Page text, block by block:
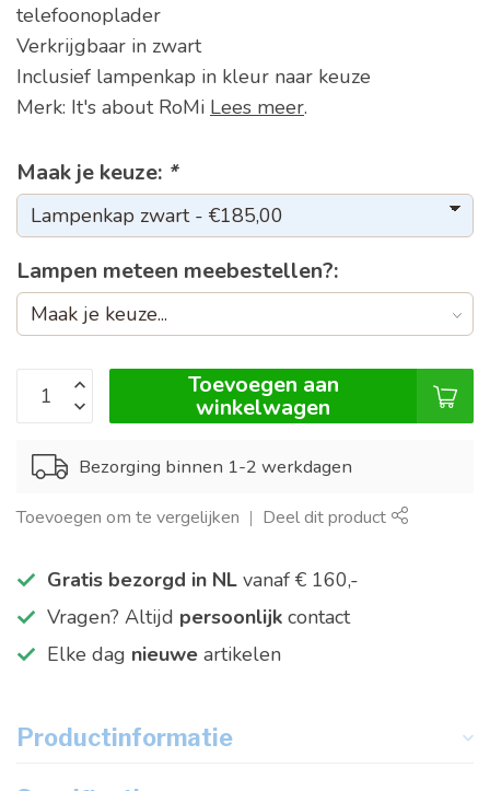
telefoonoplader
Verkrijgbaar in zwart
Inclusief lampenkap in kleur naar keuze
Merk: It's about RoMi Lees meer.
Maak je keuze: *
Lampen meteen meebestellen?:
Toevoegen aan
winkelwagen
Bezorging binnen 1-2 werkdagen
Toevoegen om te vergelijken Deel dit product
Gratis bezorgd in NL vanaf € 160,-
Vragen? Altijd persoonlijk contact
Elke dag nieuwe artikelen
Productinformatie